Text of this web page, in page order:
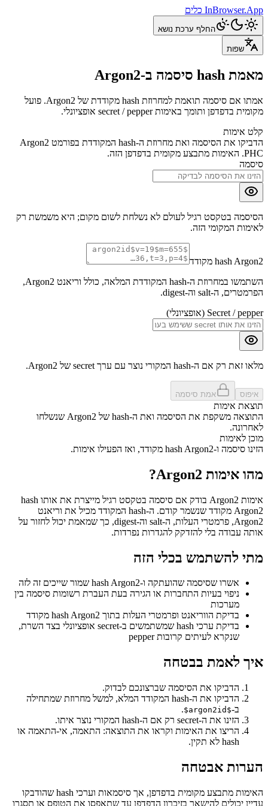
InBrowser.App כלים
החלף ערכת נושא
שפות
מאמת hash סיסמה ב-Argon2
אמתו אם סיסמה תואמת למחרוזת hash מקודדת של Argon2. פועל
מקומית בדפדפן ותומך באימות secret / pepper אופציונלי.
קלט אימות
הדביקו את הסיסמה ואת מחרוזת ה-hash המקודדת בפורמט Argon2
PHC. האימות מתבצע מקומית בדפדפן הזה.
סיסמה
הסיסמה בטקסט רגיל לעולם לא נשלחת לשום מקום; היא משמשת רק
לאימות המקומי הזה.
hash Argon2 מקודד
השתמשו במחרוזת ה-hash המקודדת המלאה, כולל וריאנט Argon2,
הפרמטרים, ה-salt וה-digest.
Secret / pepper (אופציונלי)
מלאו זאת רק אם ה-hash המקורי נוצר עם ערך secret של Argon2.
איפוס אמת סיסמה
תוצאת אימות
התוצאה משקפת את הסיסמה ואת ה-hash של Argon2 שנשלחו
לאחרונה.
מוכן לאימות
הזינו סיסמה ו-hash Argon2 מקודד, ואז הפעילו אימות.
מהו אימות Argon2?
אימות Argon2 בודק אם סיסמה בטקסט רגיל מייצרת את אותו hash
Argon2 מקודד שנשמר קודם. ה-hash המקודד מכיל את וריאנט
Argon2, פרמטרי העלות, ה-salt וה-digest, כך שמאמת יכול לחזור על
אותה עבודה בלי להזדקק להגדרות נפרדות.
מתי להשתמש בכלי הזה
אשרו שסיסמה שהועתקה ו-hash Argon2 שמור שייכים זה לזה
ניפוי בעיות התחברות או הגירה בעת העברת רשומות סיסמה בין
מערכות
בדיקת הווריאנט ופרמטרי העלות בתוך hash Argon2 מקודד
בדיקת ערכי hash שמשתמשים ב-secret אופציונלי בצד השרת,
שנקרא לעיתים קרובות pepper
איך לאמת בבטחה
הדביקו את הסיסמה שברצונכם לבדוק.
הדביקו את ה-hash המקודד המלא, למשל מחרוזת שמתחילה
ב-$argon2id$
.
הזינו את ה-secret רק אם ה-hash המקורי נוצר איתו.
הריצו את האימות וקראו את התוצאה: התאמה, אי-התאמה או
hash לא תקין.
הערות אבטחה
האימות מתבצע מקומית בדפדפן, אך סיסמאות וערכי hash שהודבקו
עדיין יכולים להישאר בזיכרון הדפדפן עד שתאפסו את הטופס או תסגרו